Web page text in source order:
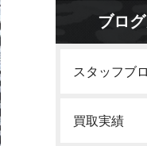
ブロ
スタッフブ
買取実績